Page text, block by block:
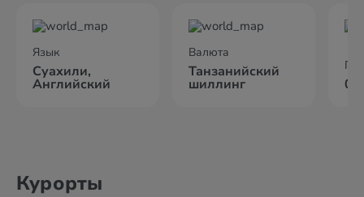
Язык
Суахили,
Английский
Валюта
Танзанийский
шиллинг
Курорты